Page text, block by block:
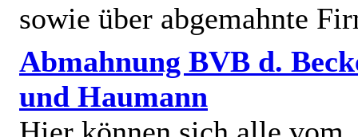
sowie über abgemahnte
Abmahnung BVB d.
und Haumann